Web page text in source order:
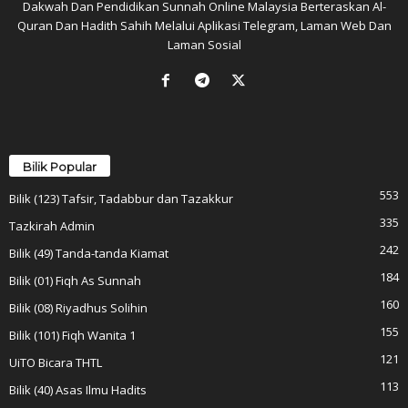
Dakwah Dan Pendidikan Sunnah Online Malaysia Berteraskan Al-
Quran Dan Hadith Sahih Melalui Aplikasi Telegram, Laman Web Dan
Laman Sosial
Bilik Popular
Bilik (123) Tafsir, Tadabbur dan Tazakkur
553
Tazkirah Admin
335
Bilik (49) Tanda-tanda Kiamat
242
Bilik (01) Fiqh As Sunnah
184
Bilik (08) Riyadhus Solihin
160
Bilik (101) Fiqh Wanita 1
155
UiTO Bicara THTL
121
Bilik (40) Asas Ilmu Hadits
113